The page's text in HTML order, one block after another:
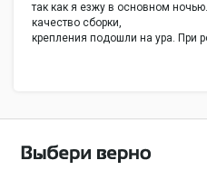
так как я езжу в основном
качество сборки,
крепления подошли на ура. При